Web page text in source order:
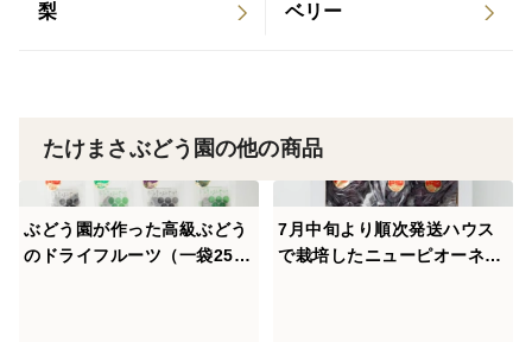
梨 ベリー
たけまさぶどう園の他の商品
ぶどう園が作った高級ぶどう
のドライフルーツ（一袋25g
7月中旬より順次発送ハウス
で栽培したニューピオーネ